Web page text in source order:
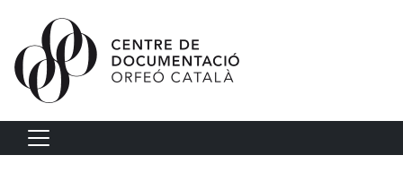
Vés al contingut
Navegació principal